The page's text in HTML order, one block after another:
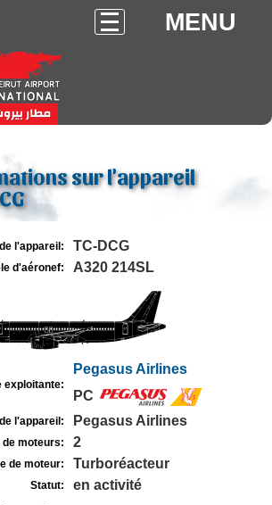
MENU
sur l'appareil
l'appareil: TC-DCG
d'aéronef: A320 214SL
exploitante:
Pegasus Airlines
PC
l'appareil: Pegasus Airlines
de moteurs: 2
de moteur: Turboréacteur
Statut: en activité